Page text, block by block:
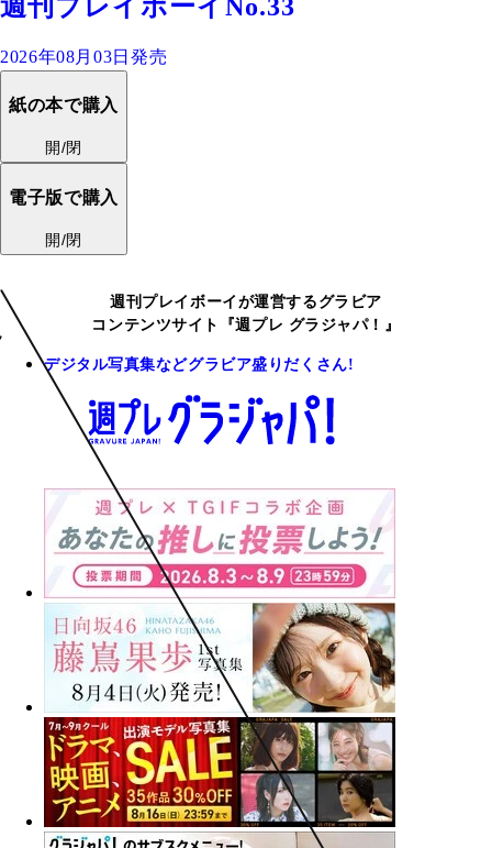
週刊プレイボーイNo.33
2026年08月03日発売
紙の本で購入
開/閉
電子版で購入
開/閉
週刊プレイボーイが運営するグラビア
コンテンツサイト『週プレ グラジャパ！』
デジタル写真集などグラビア盛りだくさん!